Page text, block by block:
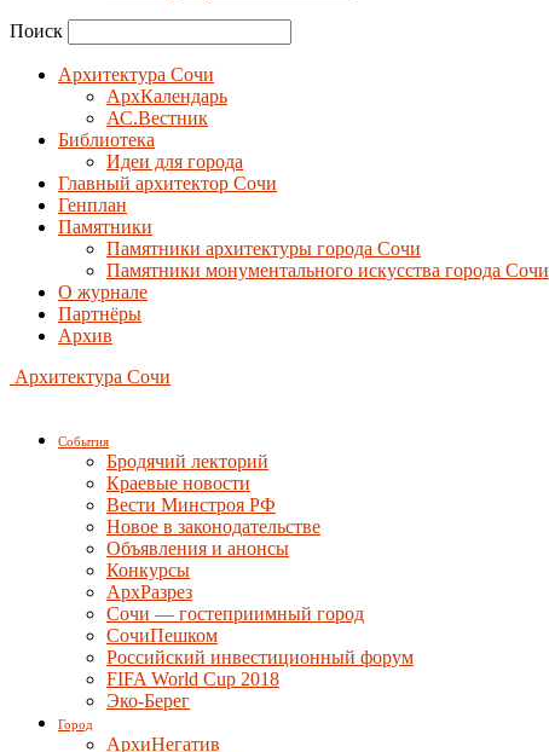
Поиск
Архитектура Сочи
АрхКалендарь
АС.Вестник
Библиотека
Идеи для города
Главный архитектор Сочи
Генплан
Памятники
Памятники архитектуры города Сочи
Памятники монументального искусства города Сочи
О журнале
Партнёры
Архив
Архитектура Сочи
События
Бродячий лекторий
Краевые новости
Вести Минстроя РФ
Новое в законодательстве
Объявления и анонсы
Конкурсы
АрхРазрез
Сочи — гостеприимный город
СочиПешком
Российский инвестиционный форум
FIFA World Cup 2018
Эко-Берег
Город
АрхиНегатив